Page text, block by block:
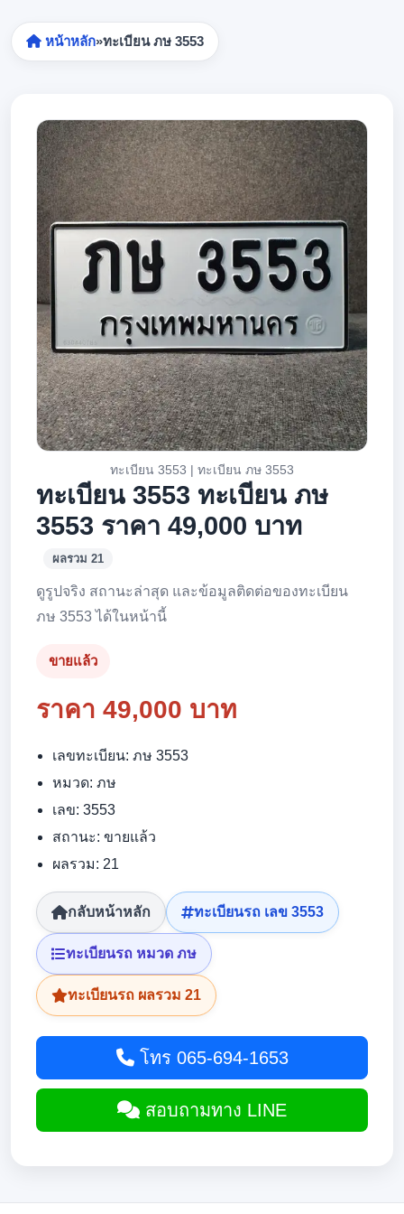
หน้าหลัก»ทะเบียน ภษ 3553
ทะเบียน 3553 | ทะเบียน ภษ 3553
ทะเบียน 3553 ทะเบียน ภษ
3553 ราคา 49,000 บาท
ผลรวม 21
ดูรูปจริง สถานะล่าสุด และข้อมูลติดต่อของทะเบียน
ภษ 3553 ได้ในหน้านี้
ขายแล้ว
ราคา 49,000 บาท
เลขทะเบียน: ภษ 3553
หมวด: ภษ
เลข: 3553
สถานะ: ขายแล้ว
ผลรวม: 21
กลับหน้าหลัก ทะเบียนรถ เลข 3553
ทะเบียนรถ หมวด ภษ
ทะเบียนรถ ผลรวม 21
โทร 065-694-1653
สอบถามทาง LINE